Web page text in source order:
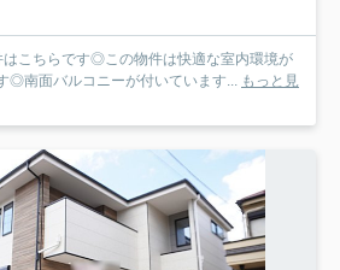
こちらです◎この物件は快適な室内環境が
◎南面バルコニーが付いています... もっと見